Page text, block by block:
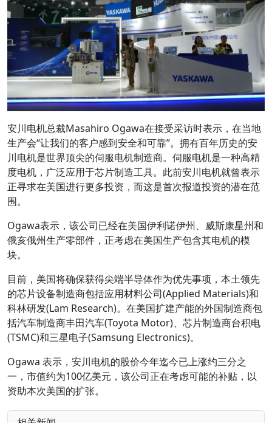
安川电机总裁Masahiro Ogawa在接受采访时表示，在当地
生产会“让我们的客户感到安全和可靠”。拥有百年历史的安
川电机是世界顶尖的伺服电机制造商。伺服电机是一种高精
度电机，广泛应用于芯片制造工具。此前安川电机就曾表示
正寻求在美国进行更多投资，而这是首次报道投资的潜在范
围。
Ogawa表示，该公司已经在美国伊利诺伊州、威斯康星州和
俄亥俄州生产零部件，正考虑在美国生产包含其电机的模
块。
目前，美国将确保获得尖端半导体作为优先事项，本土领先
的芯片设备制造商包括应用材料公司(Applied Materials)和
科林研发(Lam Research)。在美国扩建产能的外国制造商包
括汽车制造商丰田汽车(Toyota Motor)、芯片制造商台积电
(TSMC)和三星电子(Samsung Electronics)。
Ogawa 表示，安川电机的股价今年迄今已上涨约三分之
一，市值约为100亿美元，该公司正在考虑可能的补贴，以
资助本次美国的扩张。